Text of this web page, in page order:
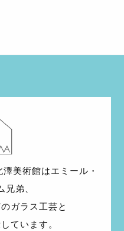
美術館はエミール・
弟、
ガラス工芸と
ています。